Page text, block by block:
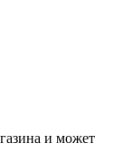
и может